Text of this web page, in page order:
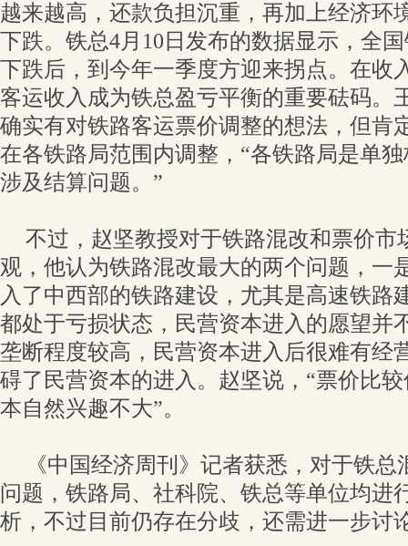
越来越高，还款负担沉重，再加上经济环
下跌。铁总4月10日发布的数据显示，全
下跌后，到今年一季度方迎来拐点。在收
客运收入成为铁总盈亏平衡的重要砝码。
确实有对铁路客运票价调整的想法，但肯
在各铁路局范围内调整，“各铁路局是单
涉及结算问题。”
不过，赵坚教授对于铁路混改和票价市
观，他认为铁路混改最大的两个问题，一
入了中西部的铁路建设，尤其是高速铁路
都处于亏损状态，民营资本进入的愿望并
垄断程度较高，民营资本进入后很难有经
碍了民营资本的进入。赵坚说，“票价比
本自然兴趣不大”。
《中国经济周刊》记者获悉，对于铁
问题，铁路局、社科院、铁总等单位均进
析，不过目前仍存在分歧，还需进一步讨